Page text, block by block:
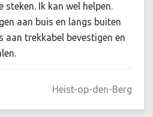
steken. Ik kan wel helpen.
aan buis en langs buiten
aan trekkabel bevestigen en
Heist-op-den-Berg